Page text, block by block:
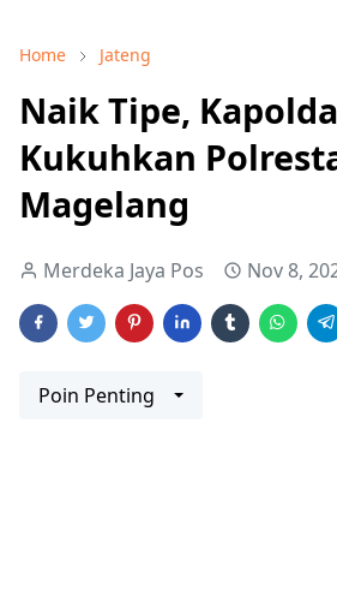
Home Jateng
Naik Tipe,
Kukuhkan
Magelang
Merdeka Jaya Pos Nov 8,
Poin Penting